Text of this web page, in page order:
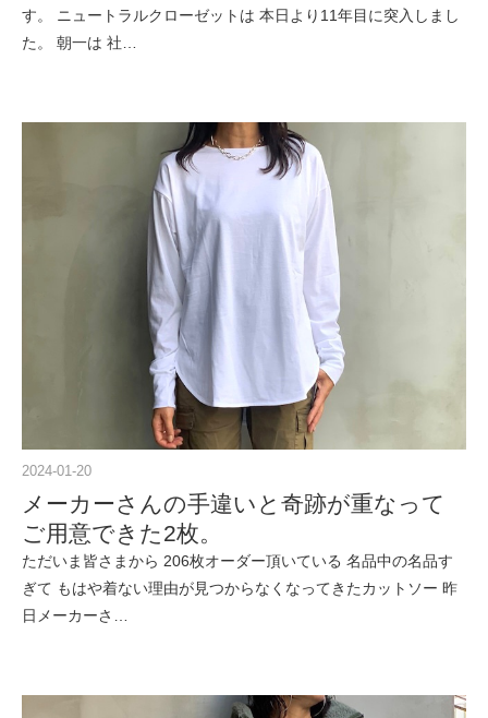
す。 ニュートラルクローゼットは 本日より11年目に突入しまし
た。 朝一は 社…
2024-01-20
メーカーさんの手違いと奇跡が重なって
ご用意できた2枚。
ただいま皆さまから 206枚オーダー頂いている 名品中の名品す
ぎて もはや着ない理由が見つからなくなってきたカットソー 昨
日メーカーさ…